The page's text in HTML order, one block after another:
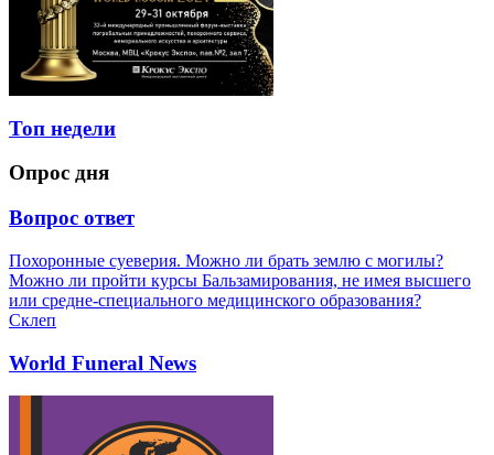
Топ недели
Опрос дня
Вопрос ответ
Похоронные суеверия. Можно ли брать землю с могилы?
Можно ли пройти курсы Бальзамирования, не имея высшего
или средне-специального медицинского образования?
Склеп
World Funeral News